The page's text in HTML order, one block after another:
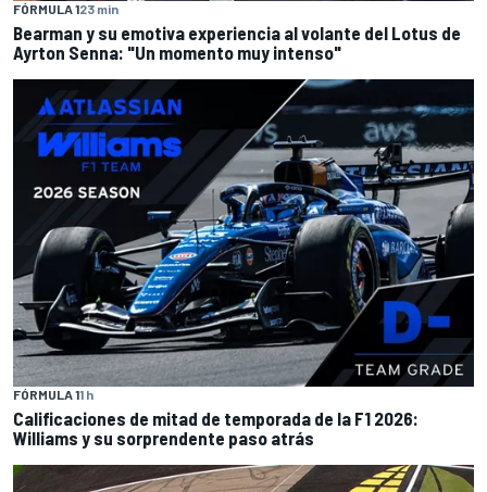
FÓRMULA 123 min
Bearman y su emotiva experiencia al volante del Lotus de
Ayrton Senna: "Un momento muy intenso"
FÓRMULA 11 h
Calificaciones de mitad de temporada de la F1 2026:
Williams y su sorprendente paso atrás